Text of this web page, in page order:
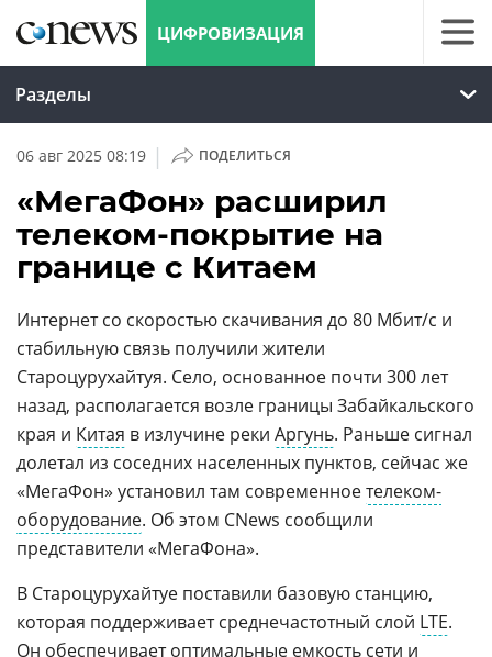
ЦИФРОВИЗАЦИЯ
Разделы
06 авг 2025 08:19 | ПОДЕЛИТЬСЯ
«МегаФон» расширил
телеком-покрытие на
границе с Китаем
Интернет со скоростью скачивания до 80 Мбит/с и
стабильную связь получили жители
Староцурухайтуя. Село, основанное почти 300 лет
назад, располагается возле границы Забайкальского
края и Китая в излучине реки Аргунь. Раньше сигнал
долетал из соседних населенных пунктов, сейчас же
«МегаФон» установил там современноетелеком-
оборудование. Об этом CNews сообщили
представители «МегаФона».
В Староцурухайтуе поставили базовую станцию,
которая поддерживает среднечастотный слой LTE.
Он обеспечивает оптимальные емкость сети и